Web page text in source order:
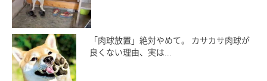
「肉球放置」絶対やめて。 カサカサ肉球が
良くない理由、実は...